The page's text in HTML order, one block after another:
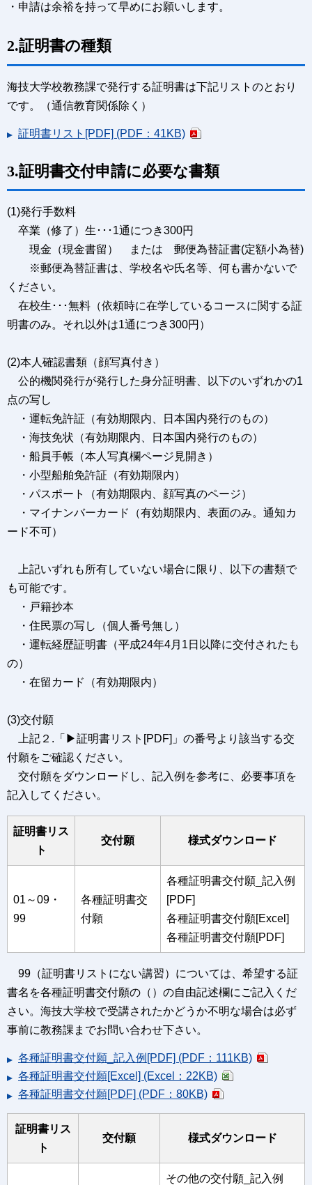
・申請は余裕を持って早めにお願いします。
2.証明書の種類
海技大学校教務課で発行する証明書は下記リストのとおり
です。（通信教育関係除く）
証明書リスト[PDF] (PDF：41KB)
3.証明書交付申請に必要な書類
(1)発行手数料
卒業（修了）生･･･1通につき300円
現金（現金書留） または 郵便為替証書(定額小為替)
※郵便為替証書は、学校名や氏名等、何も書かないで
ください。
在校生･･･無料（依頼時に在学しているコースに関する証
明書のみ。それ以外は1通につき300円）
(2)本人確認書類（顔写真付き）
公的機関発行が発行した身分証明書、以下のいずれかの1
点の写し
・運転免許証（有効期限内、日本国内発行のもの）
・海技免状（有効期限内、日本国内発行のもの）
・船員手帳（本人写真欄ページ見開き）
・小型船舶免許証（有効期限内）
・パスポート（有効期限内、顔写真のページ）
・マイナンバーカード（有効期限内、表面のみ。通知カ
ード不可）
上記いずれも所有していない場合に限り、以下の書類で
も可能です。
・戸籍抄本
・住民票の写し（個人番号無し）
・運転経歴証明書（平成24年4月1日以降に交付されたも
の）
・在留カード（有効期限内）
(3)交付願
上記２.「▶証明書リスト[PDF]」の番号より該当する交
付願をご確認ください。
交付願をダウンロードし、記入例を参考に、必要事項を
記入してください。
証明書リス
ト
交付願 様式ダウンロード
01～09・
99
各種証明書交
付願
各種証明書交付願_記入例
[PDF]
各種証明書交付願[Excel]
各種証明書交付願[PDF]
99（証明書リストにない講習）については、希望する証
書名を各種証明書交付願の（）の自由記述欄にご記入くだ
さい。海技大学校で受講されたかどうか不明な場合は必ず
事前に教務課までお問い合わせ下さい。
各種証明書交付願_記入例[PDF] (PDF：111KB)
各種証明書交付願[Excel] (Excel：22KB)
各種証明書交付願[PDF] (PDF：80KB)
証明書リス
ト
交付願 様式ダウンロード
その他の交付願_記入例